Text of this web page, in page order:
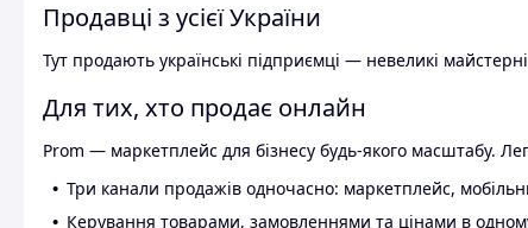
Продавці з усієї України
Тут продають українські підприємці — невеликі
Для тих, хто продає онлайн
Prom — маркетплейс для бізнесу будь-якого масштабу.
Три канали продажів одночасно: маркетплейс,
Керування товарами, замовленнями та цінами в